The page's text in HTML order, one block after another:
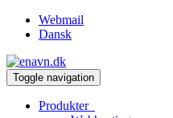
Webmail
Dansk
Toggle navigation
Produkter